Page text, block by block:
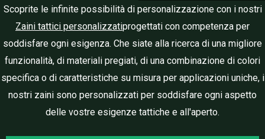
Scoprite le infinite possibilità di personalizzazione con i nostri
Zaini tattici personalizzatiprogettati con competenza per
soddisfare ogni esigenza. Che siate alla ricerca di una migliore
funzionalità, di materiali pregiati, di una combinazione di colori
specifica o di caratteristiche su misura per applicazioni uniche, i
nostri zaini sono personalizzati per soddisfare ogni aspetto
delle vostre esigenze tattiche e all'aperto.